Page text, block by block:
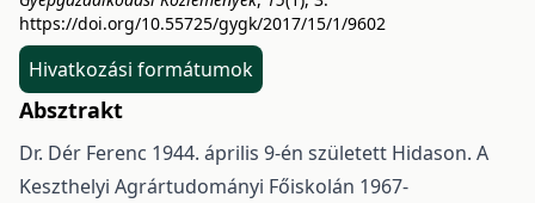
https://doi.org/10.55725/gygk/2017/15/1/9602
Hivatkozási formátumok
Absztrakt
Dr. Dér Ferenc 1944. április 9-én született Hidason. A
Keszthelyi Agrártudományi Főiskolán 1967-